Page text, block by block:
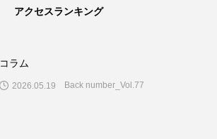
アクセスランキング
コラム
2026.05.19 Back number_Vol.77